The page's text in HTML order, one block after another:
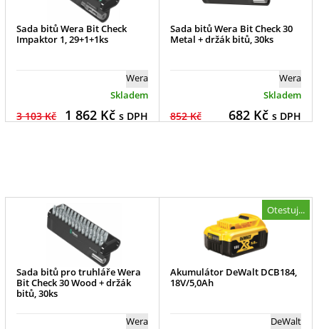
Sada bitů Wera Bit Check
Impaktor 1, 29+1+1ks
Wera
Skladem
3 103 Kč 1 862Kč s DPH
Sada bitů Wera Bit Check 30
Metal + držák bitů, 30ks
Wera
Skladem
852 Kč 682Kč s DPH
Sada bitů pro truhláře Wera
Bit Check 30 Wood + držák
bitů, 30ks
Wera
Otestuj...
Akumulátor DeWalt DCB184,
18V/5,0Ah
DeWalt